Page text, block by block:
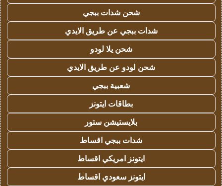
شحن شدات ببجي
شدات ببجي عن طريق الايدي
شحن يلا لودو
شحن لودو عن طريق الايدي
شعبية ببجي
بطاقات ايتونز
بلايستيشن ستور
شدات ببجي اقساط
ايتونز امريكي اقساط
ايتونز سعودي اقساط